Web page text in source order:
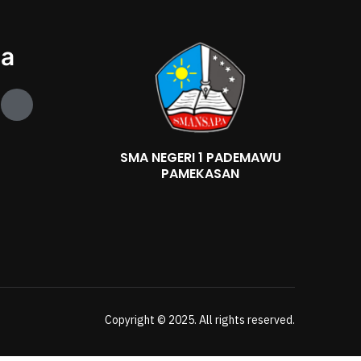
J
m
l
SMA NEGERI 1 PADEMAWU
PAMEKASAN
Copyright © 2025. All rights reserved.